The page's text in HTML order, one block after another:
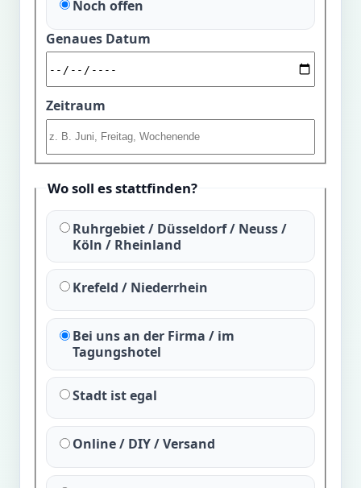
Noch offen
Genaues Datum
Zeitraum
Wo soll es stattfinden?
Ruhrgebiet / Düsseldorf / Neuss /
Köln / Rheinland
Krefeld / Niederrhein
Bei uns an der Firma / im
Tagungshotel
Stadt ist egal
Online / DIY / Versand